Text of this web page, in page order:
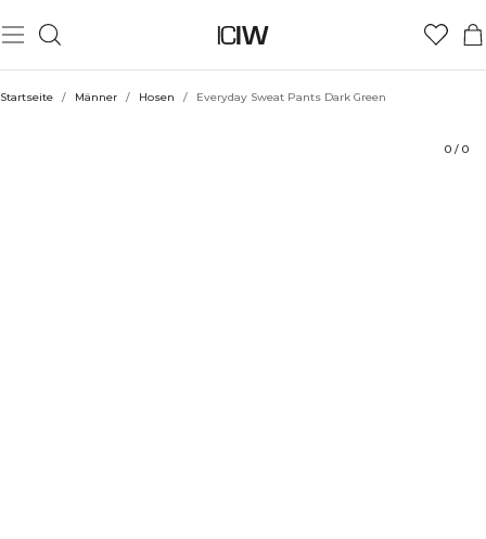
Startseite / Männer / Hosen / Everyday Sweat Pants Dark Green
0 / 0